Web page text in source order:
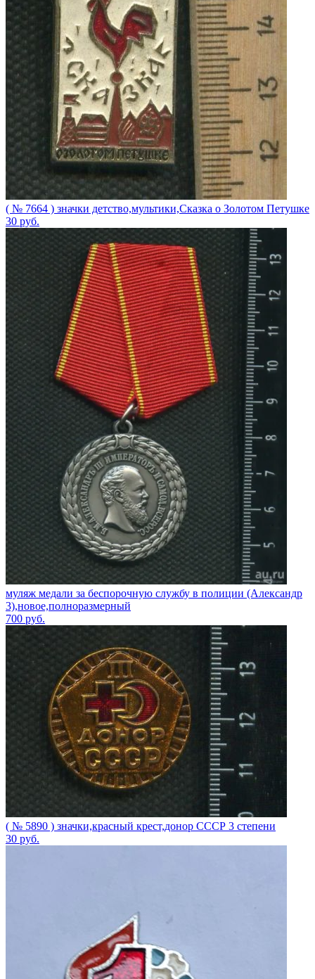
( № 7664 ) значки детство,мультики,Сказка о Золотом Петушке
30 руб.
муляж медали за беспорочную службу в полиции (Александр
3),новое,полноразмерный
700 руб.
( № 5890 ) значки,красный крест,донор СССР 3 степени
30 руб.